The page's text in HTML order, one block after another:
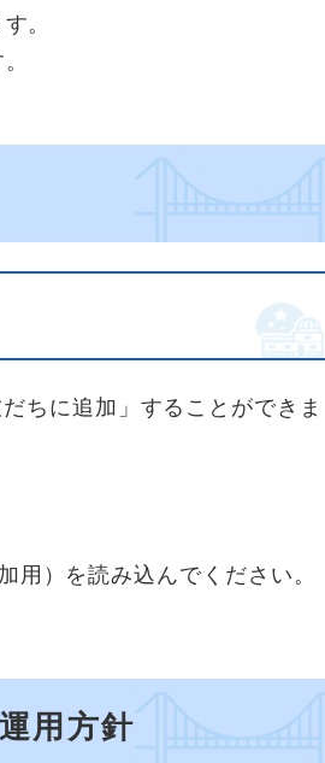
。
ちに追加」することができま
用）を読み込んでください。
用方針